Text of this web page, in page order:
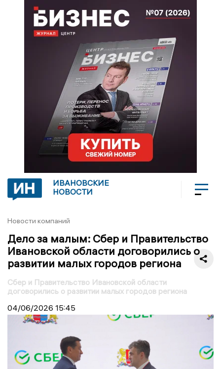
ИВАНОВСКИЕ
НОВОСТИ
Новости компаний
Дело за малым: Сбер и Правительство
Ивановской области договорились о
развитии малых городов региона
Сбер и Правительство Ивановской области
договорились о развитии малых городов региона
04/06/2026 15:45